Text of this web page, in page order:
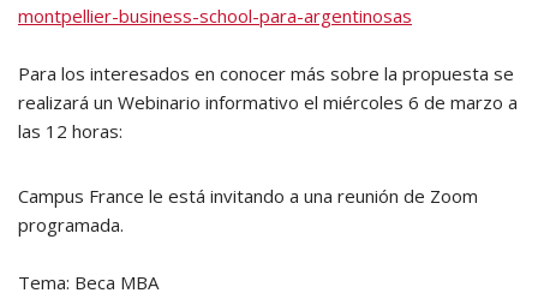
montpellier-business-school-para-argentinosas
Para los interesados en conocer más sobre la propuesta se
realizará un Webinario informativo el miércoles 6 de marzo a
las 12 horas:
Campus France le está invitando a una reunión de Zoom
programada.
Tema: Beca MBA